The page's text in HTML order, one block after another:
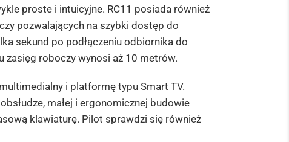
proste i intuicyjne. RC11 posiada również
pozwalających na szybki dostęp do
sekund po podłączeniu odbiornika do
zasięg roboczy wynosi aż 10 metrów.
i platformę typu Smart TV.
małej i ergonomicznej budowie
klawiaturę. Pilot sprawdzi się również